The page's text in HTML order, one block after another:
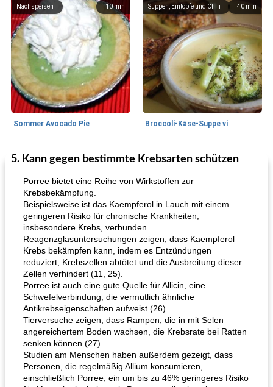
10min
Nachspeisen
Sommer Avocado Pie
40 min
Suppen, Eintöpfe und Chili
Broccoli-Käse-Suppe vi
35min
Kurs
Karamell-Brownie-Kuchen
15
Mittagessen / Snacks
5. Kann gegen bestimmte Krebsarten schützen
Porree bietet eine Reihe von Wirkstoffen zur
Krebsbekämpfung.
Beispielsweise ist das Kaempferol in Lauch mit einem
geringeren Risiko für chronische Krankheiten,
insbesondere Krebs, verbunden.
Reagenzglasuntersuchungen zeigen, dass Kaempferol
Krebs bekämpfen kann, indem es Entzündungen
reduziert, Krebszellen abtötet und die Ausbreitung dieser
Zellen verhindert (11, 25).
Porree ist auch eine gute Quelle für Allicin, eine
Schwefelverbindung, die vermutlich ähnliche
Antikrebseigenschaften aufweist (26).
Tierversuche zeigen, dass Rampen, die in mit Selen
angereichertem Boden wachsen, die Krebsrate bei Ratten
senken können (27).
Studien am Menschen haben außerdem gezeigt, dass
Personen, die regelmäßig Allium konsumieren,
einschließlich Porree, ein um bis zu 46% geringeres Risiko